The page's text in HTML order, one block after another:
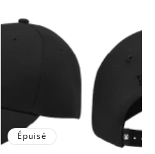
Épuisé